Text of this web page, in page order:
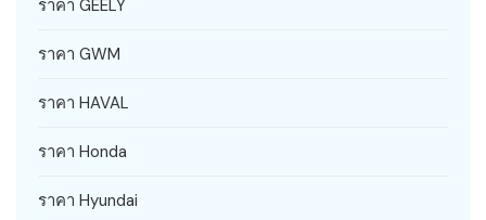
ราคา GEELY
ราคา GWM
ราคา HAVAL
ราคา Honda
ราคา Hyundai